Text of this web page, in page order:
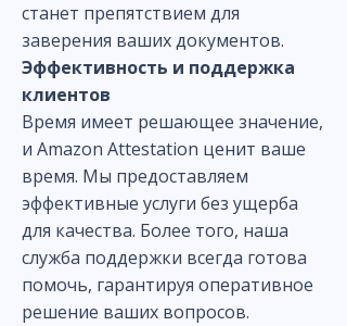
станет препятствием для
заверения ваших документов.
Эффективность и поддержка
клиентов
Время имеет решающее значение,
и Amazon Attestation ценит ваше
время. Мы предоставляем
эффективные услуги без ущерба
для качества. Более того, наша
служба поддержки всегда готова
помочь, гарантируя оперативное
решение ваших вопросов.